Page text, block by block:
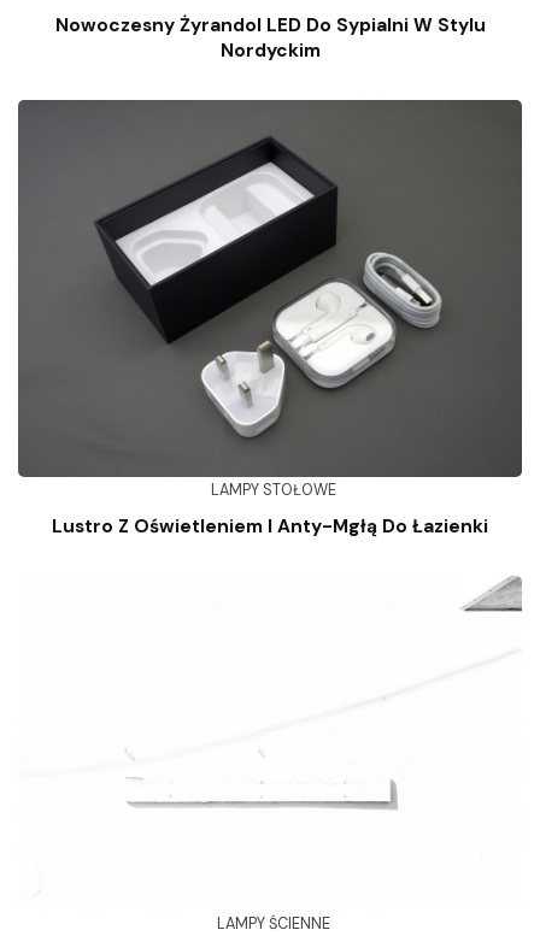
Nowoczesny Żyrandol LED Do Sypialni W Stylu
Nordyckim
LAMPY STOŁOWE
Lustro Z Oświetleniem I Anty-Mgłą Do Łazienki
LAMPY ŚCIENNE